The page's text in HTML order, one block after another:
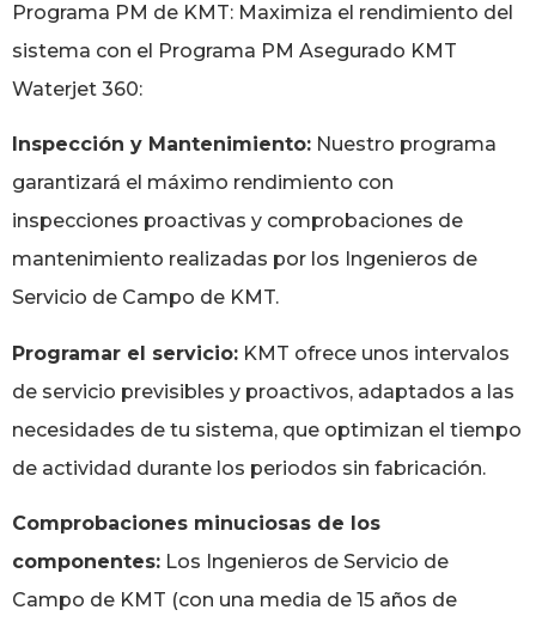
Programa PM de KMT: Maximiza el rendimiento del
sistema con el Programa PM Asegurado KMT
Waterjet 360:
Inspección y Mantenimiento: Nuestro programa
garantizará el máximo rendimiento con
inspecciones proactivas y comprobaciones de
mantenimiento realizadas por los Ingenieros de
Servicio de Campo de KMT.
Programar el servicio: KMT ofrece unos intervalos
de servicio previsibles y proactivos, adaptados a las
necesidades de tu sistema, que optimizan el tiempo
de actividad durante los periodos sin fabricación.
Comprobaciones minuciosas de los
componentes: Los Ingenieros de Servicio de
Campo de KMT (con una media de 15 años de